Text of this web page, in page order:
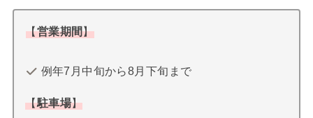
【営業期間】
例年7月中旬から8月下旬まで
【駐車場】